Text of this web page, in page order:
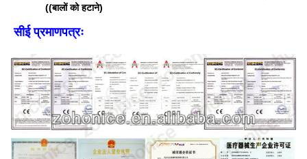
((बालों को हटाने)
सीई प्रमाणपत्रः